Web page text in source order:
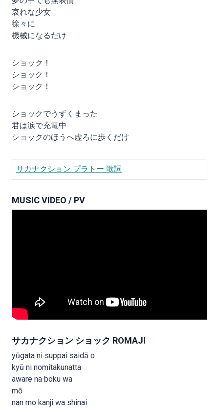
哀れな少女
徐々に
機械になるだけ
ショック！
ショック！
ショック！
ショックでうずくまった
君は涙で充電中
ショックのほうへ虚ろに歩くだけ
サカナクション プラトー 歌詞
MUSIC VIDEO / PV
サカナクション ショック ROMAJI
yūgata ni suppai saidā o
kyū ni nomitakunatta
aware na boku wa
mō
nan mo kanji wa shinai